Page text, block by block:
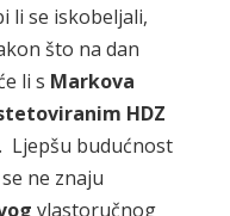
li se iskobeljali,
što na dan
li s Markova
HDZ
Ljepšu budućnost
ne znaju
vlastoručnog